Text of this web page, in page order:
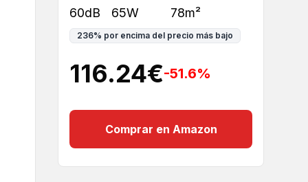
60dB 65W 78m²
236% por encima del precio más bajo
116.24€-51.6%
Comprar en Amazon